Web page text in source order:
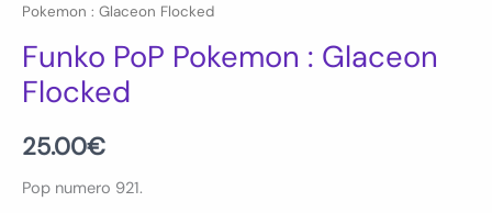
Pokemon : Glaceon Flocked
Funko PoP Pokemon : Glaceon
Flocked
25.00€
Pop numero 921.